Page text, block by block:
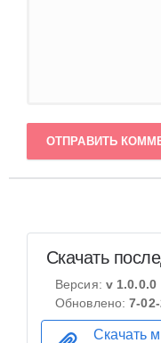
ОТПРАВИТЬ
Скачать
Версия: v 1.0.0.0
Обновлено:7-
Скачать